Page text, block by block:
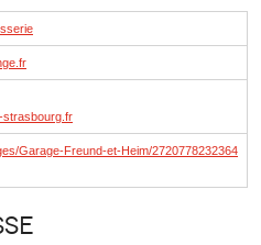
strasbourg.fr
Garage-Freund-et-Heim/2720778232364